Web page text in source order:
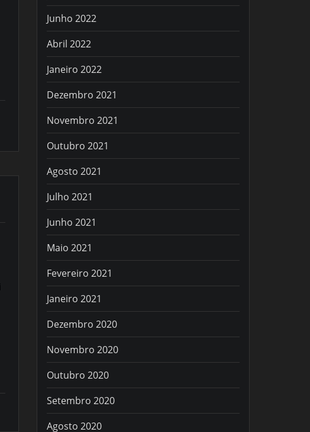
Junho 2022
Abril 2022
Janeiro 2022
Dezembro 2021
Novembro 2021
Outubro 2021
Agosto 2021
Julho 2021
Junho 2021
Maio 2021
Fevereiro 2021
Janeiro 2021
Dezembro 2020
Novembro 2020
Outubro 2020
Setembro 2020
Agosto 2020